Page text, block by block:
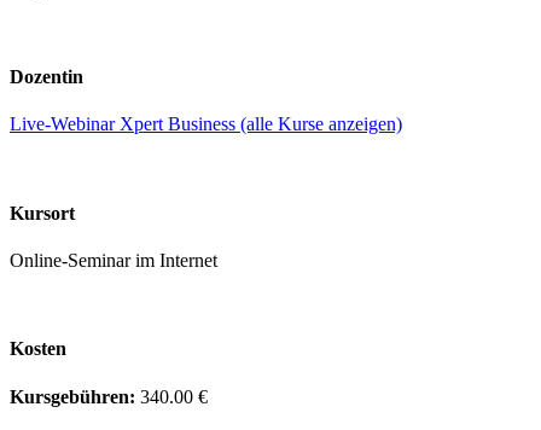
Dozentin
Live-Webinar Xpert Business (alle Kurse anzeigen)
Kursort
Online-Seminar im Internet
Kosten
Kursgebühren: 340.00 €